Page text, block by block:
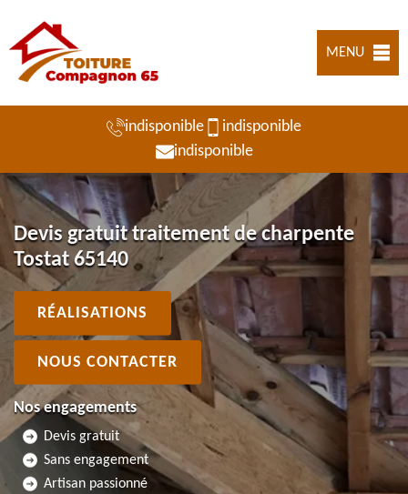
MENU
indisponible
indisponible
indisponible
Devis gratuit traitement de charpente
Tostat 65140
RÉALISATIONS
NOUS CONTACTER
Nos engagements
Devis gratuit
Sans engagement
Artisan passionné